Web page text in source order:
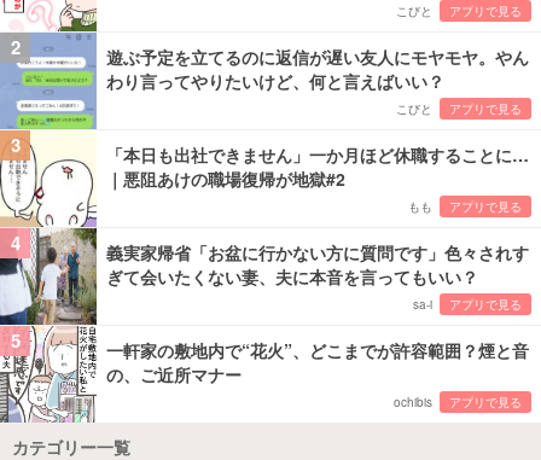
こびと アプリで見る
2
遊ぶ予定を立てるのに返信が遅い友人にモヤモヤ。やん
わり言ってやりたいけど、何と言えばいい？
こびと アプリで見る
3
「本日も出社できません」一か月ほど休職することに…
｜悪阻あけの職場復帰が地獄#2
もも アプリで見る
4
義実家帰省「お盆に行かない方に質問です」色々されす
ぎて会いたくない妻、夫に本音を言ってもいい？
sa-i アプリで見る
5
一軒家の敷地内で“花火”、どこまでが許容範囲？煙と音
の、ご近所マナー
ochibis アプリで見る
カテゴリー一覧